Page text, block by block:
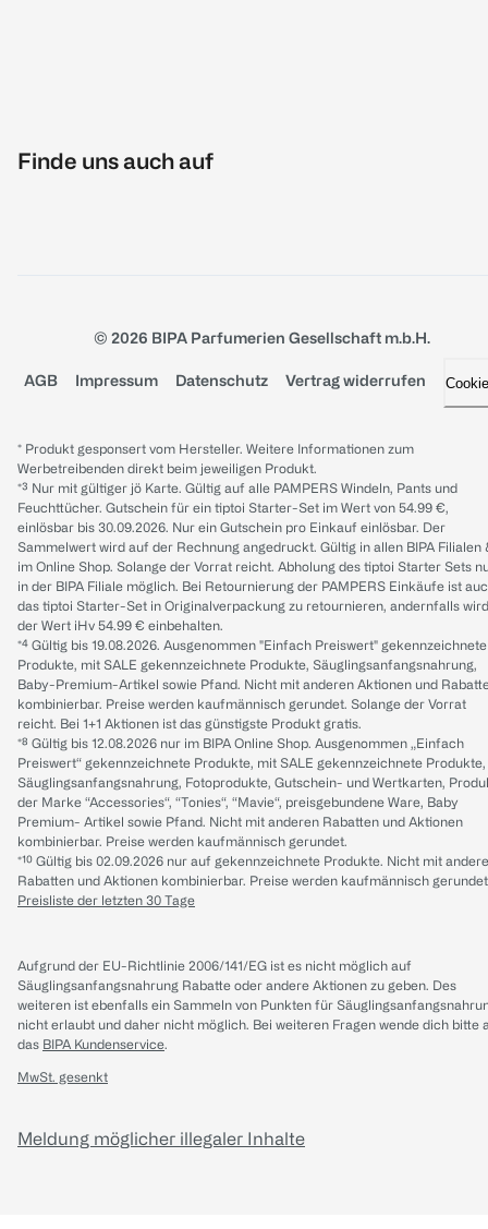
Finde uns auch auf
© 2026 BIPA Parfumerien Gesellschaft m.b.H.
AGB Impressum Datenschutz Vertrag widerrufen
* Produkt gesponsert vom Hersteller. Weitere Informationen zum
Werbetreibenden direkt beim jeweiligen Produkt.
*³ Nur mit gültiger jö Karte. Gültig auf alle PAMPERS Windeln, Pants und
Feuchttücher. Gutschein für ein tiptoi Starter-Set im Wert von 54.99 €,
einlösbar bis 30.09.2026. Nur ein Gutschein pro Einkauf einlösbar. Der
Sammelwert wird auf der Rechnung angedruckt. Gültig in allen BIPA Filialen
im Online Shop. Solange der Vorrat reicht. Abholung des tiptoi Starter Sets
in der BIPA Filiale möglich. Bei Retournierung der PAMPERS Einkäufe ist
das tiptoi Starter-Set in Originalverpackung zu retournieren, andernfalls wird
der Wert iHv 54.99 € einbehalten.
*⁴ Gültig bis 19.08.2026. Ausgenommen "Einfach Preiswert" gekennzeichnete
Produkte, mit SALE gekennzeichnete Produkte, Säuglingsanfangsnahrung,
Baby-Premium-Artikel sowie Pfand. Nicht mit anderen Aktionen und
kombinierbar. Preise werden kaufmännisch gerundet. Solange der Vorrat
reicht. Bei 1+1 Aktionen ist das günstigste Produkt gratis.
*⁸ Gültig bis 12.08.2026 nur im BIPA Online Shop. Ausgenommen „Einfach
Preiswert“ gekennzeichnete Produkte, mit SALE gekennzeichnete Produkte,
Säuglingsanfangsnahrung, Fotoprodukte, Gutschein- und Wertkarten,
der Marke “Accessories“, “Tonies“, “Mavie“, preisgebundene Ware, Baby
Premium- Artikel sowie Pfand. Nicht mit anderen Rabatten und Aktionen
kombinierbar. Preise werden kaufmännisch gerundet.
*¹⁰ Gültig bis 02.09.2026 nur auf gekennzeichnete Produkte. Nicht mit
Rabatten und Aktionen kombinierbar. Preise werden kaufmännisch
Preisliste der letzten 30 Tage
Aufgrund der EU-Richtlinie 2006/141/EG ist es nicht möglich auf
Säuglingsanfangsnahrung Rabatte oder andere Aktionen zu geben. Des
weiteren ist ebenfalls ein Sammeln von Punkten für
nicht erlaubt und daher nicht möglich. Bei weiteren Fragen wende dich bitte
das BIPA Kundenservice.
MwSt. gesenkt
Meldung möglicher illegaler Inhalte